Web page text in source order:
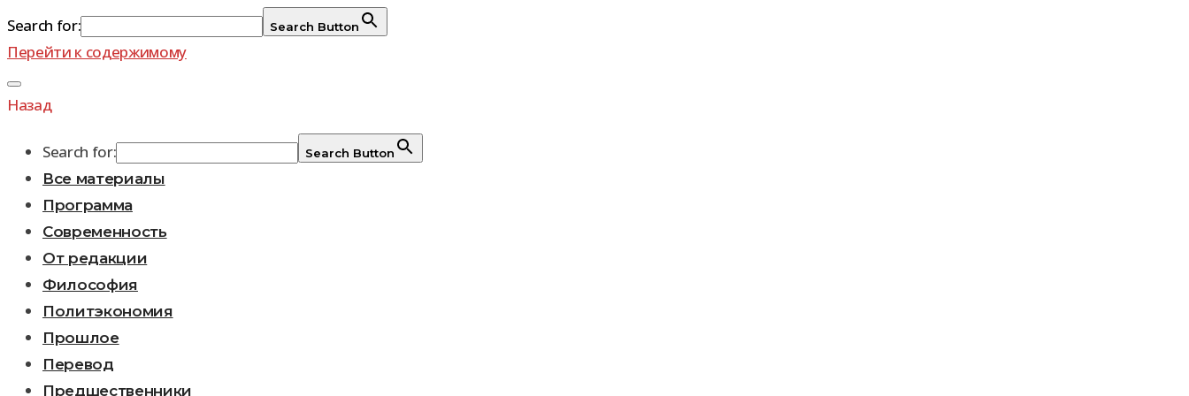
Search for: Search Button
Перейти к содержимому
Назад
Search for: Search Button
Все материалы
Программа
Современность
От редакции
Философия
Политэкономия
Прошлое
Перевод
Предшественники